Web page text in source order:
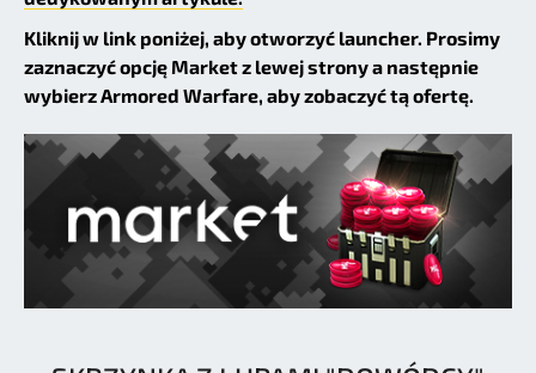
Kliknij w link poniżej, aby otworzyć launcher. Prosimy
zaznaczyć opcję Market z lewej strony a następnie
wybierz Armored Warfare, aby zobaczyć tą ofertę.